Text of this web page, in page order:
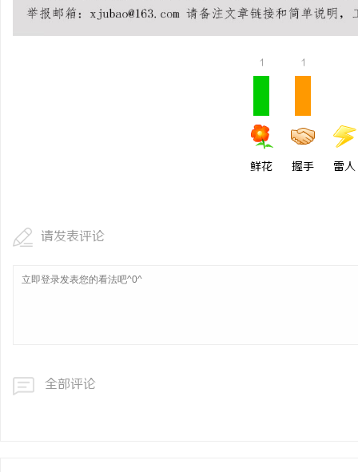
1
鲜花
1
握手 雷人
请发表评论
全部评论
以初心守食安 以匠心筑
（北京）餐饮管理有限